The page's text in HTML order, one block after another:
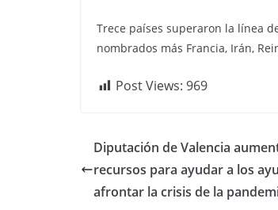
Trece países superaron la línea
nombrados más Francia, Irán,
Post Views: 969
Diputación de Valencia
recursos para ayudar a los
afrontar la crisis de la